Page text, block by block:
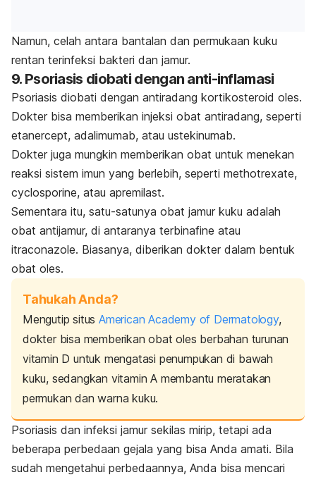
Namun, celah antara bantalan dan permukaan kuku
rentan terinfeksi bakteri dan jamur.
9. Psoriasis diobati dengan anti-inflamasi
Psoriasis diobati dengan antiradang kortikosteroid oles.
Dokter bisa memberikan injeksi obat antiradang, seperti
etanercept, adalimumab, atau ustekinumab.
Dokter juga mungkin memberikan obat untuk menekan
reaksi sistem imun yang berlebih, seperti methotrexate,
cyclosporine, atau apremilast.
Sementara itu, satu-satunya obat jamur kuku adalah
obat antijamur, di antaranya terbinafine atau
itraconazole. Biasanya, diberikan dokter dalam bentuk
obat oles.
Tahukah Anda?
Mengutip situsAmerican Academy of Dermatology,
dokter bisa memberikan obat oles berbahan turunan
vitamin D untuk mengatasi penumpukan di bawah
kuku, sedangkan vitamin A membantu meratakan
permukan dan warna kuku.
Psoriasis dan infeksi jamur sekilas mirip, tetapi ada
beberapa perbedaan gejala yang bisa Anda amati. Bila
sudah mengetahui perbedaannya, Anda bisa mencari